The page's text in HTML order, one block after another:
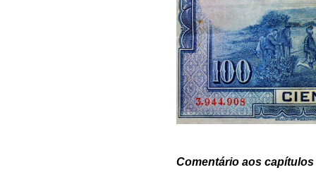
Comentário aos capítulos